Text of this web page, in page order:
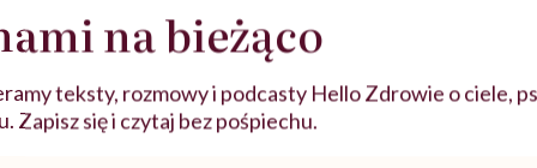
na bieżąco
teksty, rozmowy i podcasty Hello Zdrowie o ciele,
Zapisz się i czytaj bez pośpiechu.